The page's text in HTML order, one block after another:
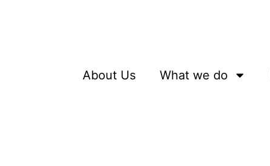
About Us What we do